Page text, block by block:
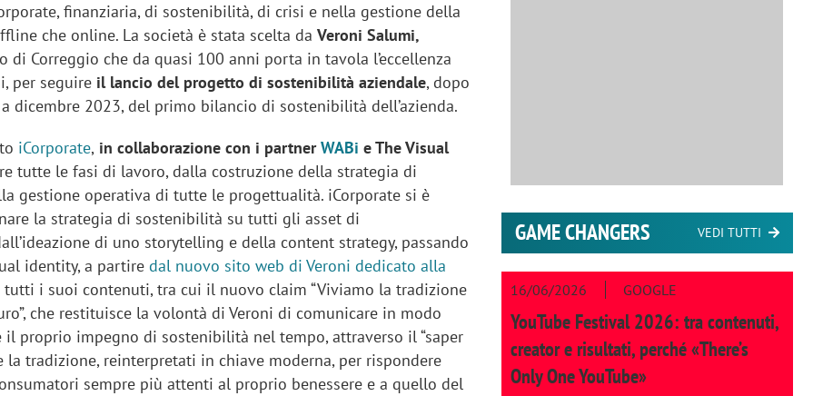
finanziaria, di sostenibilità, di crisi e nella gestione della
che online. La società è stata scelta daVeroni Salumi,
di Correggio che da quasi 100 anni porta in tavola l’eccellenza
per seguire il lancio del progetto di sostenibilità aziendale, dopo
dicembre 2023, del primo bilancio di sostenibilità dell’azienda.
iCorporate, in collaborazione con i partnerWABi e The Visual
tutte le fasi di lavoro, dalla costruzione della strategia di
gestione operativa di tutte le progettualità. iCorporate si è
la strategia di sostenibilità su tutti gli asset di
di uno storytelling e della content strategy, passando
identity, a partiredal nuovo sito web di Veroni dedicato alla
tutti i suoi contenuti, tra cui il nuovo claim “Viviamo la tradizione
che restituisce la volontà di Veroni di comunicare in modo
il proprio impegno di sostenibilità nel tempo, attraverso il “saper
la tradizione, reinterpretati in chiave moderna, per rispondere
sempre più attenti al proprio benessere e a quello del
GAME CHANGERS VEDI TUTTI
16/06/2026 GOOGLE
YouTube Festival 2026: tra contenuti,
creator e risultati, perché «There’s
Only One YouTube»